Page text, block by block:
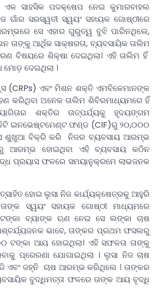
ଏକ ସାହସିକ ପଦକ୍ଷେପ ନେଇ କୁମାରବାହଲ
ଗାଁର ସରସ୍ୱତୀ ସ୍ୱୟଂ ସହାୟକ ଗୋଷ୍ଠୀରେ
ସେ ଏହାର ଗୁରୁତ୍ୱ ବୁଝି ପାରିନଥିଲେ,
ତାଙ୍କୁ ଆର୍ଥିକ ସାକ୍ଷରତା, ବ୍ୟବସାୟିକ ତାଲିମ
ବିଷୟରେ ଶିକ୍ଷା ଦେଇଥିଲା। ଏହି ତାଲିମ ହିଁ
ଦେଇଥିଲା ।
(CRPs) ଏବଂ ମିଶନ ଶକ୍ତି ଏମବିକେମାନଙ୍କ
କରିଥିବା ଅନେକ ତାଲିମ ଶିବିରମାଧ୍ୟମରେ ହିଁ
ଶକ୍ତିର ତାତ୍ପର୍ଯ୍ୟକୁ ହୃଦୟଙ୍ଗମ
ଇନଭେଷ୍ଟମେଣ୍ଟ ଫଣ୍ଡ (CIF)ରୁ ୨୦,୦୦୦
ଶୁଖୁଆ ବିକ୍ରି କରି ନିଜର ବ୍ୟବସାୟ ଆରମ୍ଭ
ଆରମ୍ଭ ହୋଇଥିବା ଏହି ବ୍ୟବସାୟ କଠିନ
ପ୍ରୟାସ ଫଳରେ ସମୟାନୁକ୍ରମେ ଲାଭଜନକ
ହୋଇ ଲୁସା ନିଜ କାର୍ଯ୍ୟକ୍ଷେତ୍ରକୁ ଆହୁରି
ସ୍ୱୟଂ ସହାୟକ ଗୋଷ୍ଠୀ ମାଧ୍ୟମରେ
ବ୍ୟାଙ୍କ ଋଣ ନେଇ ସେ ଲଙ୍କା ଚାଷ
ଭାବେ, ତାଙ୍କର ପ୍ରଥମ ଫସଲରୁ
ଟଙ୍କା ଆୟ ହୋଇଥିଲା। ଏହି ସଫଳତା ତାଙ୍କୁ
ପ୍ରେରଣା ଯୋଗାଇଥିଲା । ଲୁସା ନିଜ ଚାଷ
ଏବଂ ଜହ୍ନି ଚାଷ ଆରମ୍ଭ କରିଥିଲେ । ତାଙ୍କର
ବୁଦ୍ଧିମତ୍ତା ଫଳରେ ତାଙ୍କ ଆୟ ବୃଦ୍ଧି